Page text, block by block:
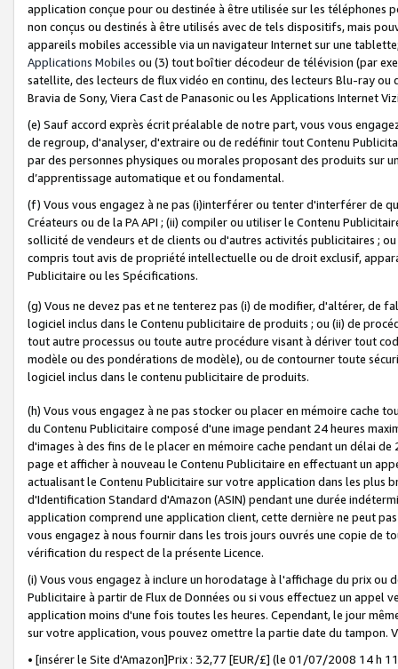
application conçue pour ou destinée à être utilisée sur les téléphones
non conçus ou destinés à être utilisés avec de tels dispositifs, mais
appareils mobiles accessible via un navigateur Internet sur une
Applications Mobiles ou (3) tout boîtier décodeur de télévision (par
satellite, des lecteurs de flux vidéo en continu, des lecteurs Blu-ray
Bravia de Sony, Viera Cast de Panasonic ou les Applications Internet
(e) Sauf accord exprès écrit préalable de notre part, vous vous
de regroup, d'analyser, d'extraire ou de redéfinir tout Contenu
par des personnes physiques ou morales proposant des produits sur
d’apprentissage automatique et ou fondamental.
(f) Vous vous engagez à ne pas (i)interférer ou tenter d'interférer de
Créateurs ou de la PA API ; (ii) compiler ou utiliser le Contenu
sollicité de vendeurs et de clients ou d'autres activités publicitaires ;
compris tout avis de propriété intellectuelle ou de droit exclusif,
Publicitaire ou les Spécifications.
(g) Vous ne devez pas et ne tenterez pas (i) de modifier, d'altérer, de
logiciel inclus dans le Contenu publicitaire de produits ; ou (ii) de
tout autre processus ou toute autre procédure visant à dériver tout
modèle ou des pondérations de modèle), ou de contourner toute
logiciel inclus dans le contenu publicitaire de produits.
(h) Vous vous engagez à ne pas stocker ou placer en mémoire cache
du Contenu Publicitaire composé d'une image pendant 24 heures
d'images à des fins de le placer en mémoire cache pendant un délai
page et afficher à nouveau le Contenu Publicitaire en effectuant un
actualisant le Contenu Publicitaire sur votre application dans les plus
d'Identification Standard d'Amazon (ASIN) pendant une durée
application comprend une application client, cette dernière ne peut
vous engagez à nous fournir dans les trois jours ouvrés une copie de
vérification du respect de la présente Licence.
(i) Vous vous engagez à inclure un horodatage à l'affichage du prix
Publicitaire à partir de Flux de Données ou si vous effectuez un appel
application moins d'une fois toutes les heures. Cependant, le jour
sur votre application, vous pouvez omettre la partie date du tampon.
• [insérer le Site d'Amazon]Prix : 32,77 [EUR/£] (le 01/07/2008 14 h